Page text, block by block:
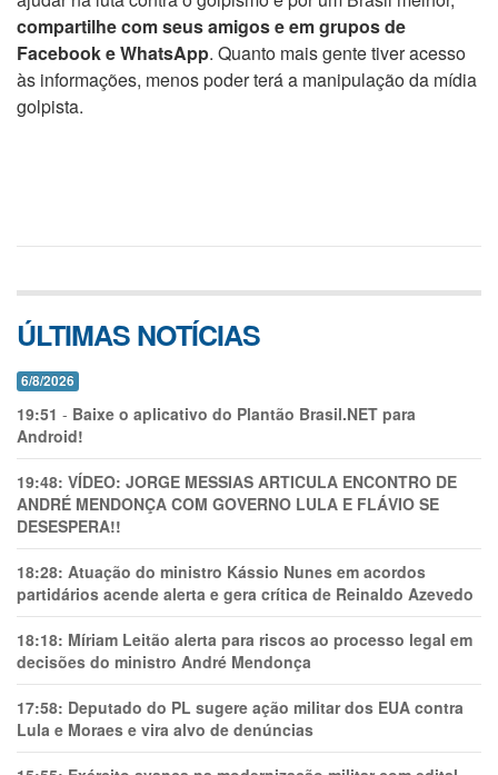
compartilhe com seus amigos e em grupos de
Facebook e WhatsApp. Quanto mais gente tiver acesso
às informações, menos poder terá a manipulação da mídia
golpista.
ÚLTIMAS NOTÍCIAS
6/8/2026
19:51 - Baixe o aplicativo do Plantão Brasil.NET para
Android!
19:48: VÍDEO: JORGE MESSIAS ARTICULA ENCONTRO DE
ANDRÉ MENDONÇA COM GOVERNO LULA E FLÁVIO SE
DESESPERA!!
18:28: Atuação do ministro Kássio Nunes em acordos
partidários acende alerta e gera crítica de Reinaldo Azevedo
18:18: Míriam Leitão alerta para riscos ao processo legal em
decisões do ministro André Mendonça
17:58: Deputado do PL sugere ação militar dos EUA contra
Lula e Moraes e vira alvo de denúncias